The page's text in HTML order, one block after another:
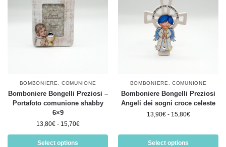
BOMBONIERE ,COMUNIONE
Bomboniere Bongelli Preziosi –
Portafoto comunione shabby
6×9
13,80€ - 15,70€
Select options
BOMBONIERE ,COMUNIONE
Bomboniere Bongelli Preziosi
Angeli dei sogni croce celeste
13,90€ - 15,80€
Select options